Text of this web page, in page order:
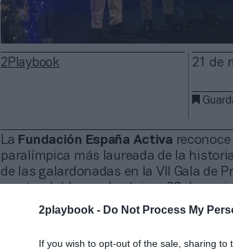
2playbook - Do Not Process My
If you wish to opt-out of the sale, sharing
2Playbook 21 de
La Fundación España Activa
paralímpica más laureada de la
de las galardonadas en la VII Gala de
que tendrá lugar el próximo 28 de
Madrid. En el evento se reconocerá a
sedentarismo y la promoción de